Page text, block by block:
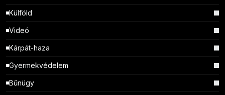
Külföld
Videó
Kárpát-haza
Gyermekvédelem
Bűnügy